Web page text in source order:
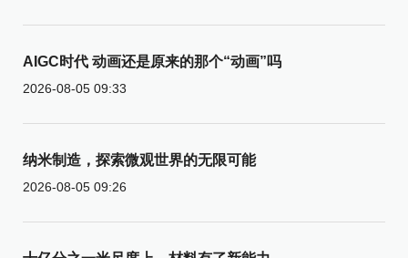
AIGC时代 动画还是原来的那个“动画”吗
2026-08-05 09:33
纳米制造，探索微观世界的无限可能
2026-08-05 09:26